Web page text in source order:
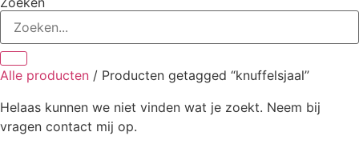
Alle producten / Producten getagged “knuffelsjaal”
Helaas kunnen we niet vinden wat je zoekt. Neem bij
vragen contact mij op.